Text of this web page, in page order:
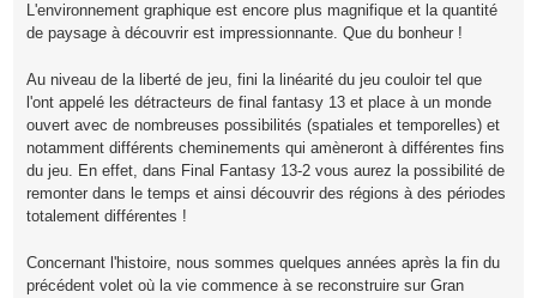
L'environnement graphique est encore plus magnifique et la quantité
de paysage à découvrir est impressionnante. Que du bonheur !
Au niveau de la liberté de jeu, fini la linéarité du jeu couloir tel que
l'ont appelé les détracteurs de final fantasy 13 et place à un monde
ouvert avec de nombreuses possibilités (spatiales et temporelles) et
notamment différents cheminements qui amèneront à différentes fins
du jeu. En effet, dans Final Fantasy 13-2 vous aurez la possibilité de
remonter dans le temps et ainsi découvrir des régions à des périodes
totalement différentes !
Concernant l'histoire, nous sommes quelques années après la fin du
précédent volet où la vie commence à se reconstruire sur Gran